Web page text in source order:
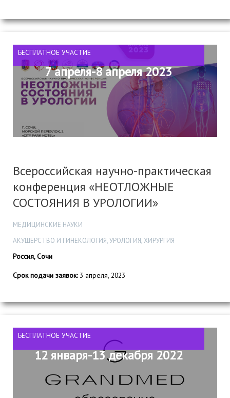
БЕСПЛАТНОЕ УЧАСТИЕ
7 апреля-8 апреля 2023
Всероссийская научно-практическая
конференция «НЕОТЛОЖНЫЕ
СОСТОЯНИЯ В УРОЛОГИИ»
МЕДИЦИНСКИЕ НАУКИ
АКУШЕРСТВО И ГИНЕКОЛОГИЯ, УРОЛОГИЯ, ХИРУРГИЯ
Россия, Сочи
Срок подачи заявок:3 апреля, 2023
БЕСПЛАТНОЕ УЧАСТИЕ
12 января-13 декабря 2022